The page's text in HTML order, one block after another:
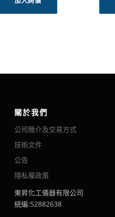
關於我們
公司簡介及交易方式
技術文件
公告
隱私權政策
東昇化工儀器有限公司
統編:52882638